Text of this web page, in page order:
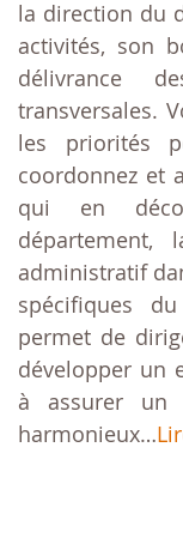
la direction du
activités, son
délivrance
transversales.
les priorités
coordonnez et
qui en
département,
administratif
spécifiques
permet de
développer un
à assurer un
harmonieux…